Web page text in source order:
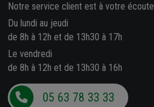
Notre service client est à votre écoute
Du lundi au jeudi
de 8h à 12h et de 13h30 à 17h
Le vendredi
de 8h à 12h et de 13h30 à 16h
05 63 78 33 33